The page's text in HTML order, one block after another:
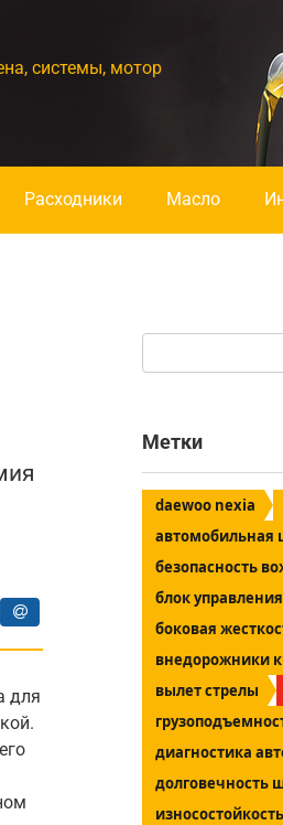
системы, мотор
Расходники Масло
для
Метки
daewoo nexia
автомобильная
безопасность
блок управления
боковая
внедорожники
вылет стрелы
диагностика
долговечность